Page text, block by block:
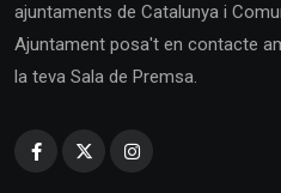
ajuntaments de Catalunya i
Ajuntament posa't en contacte
la teva Sala de Premsa.